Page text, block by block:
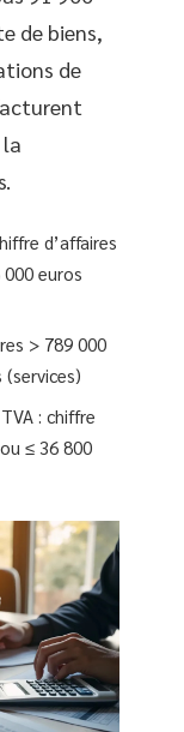
de biens,
de
d’affaires
euros
> 789 000
: chiffre
≤ 36 800